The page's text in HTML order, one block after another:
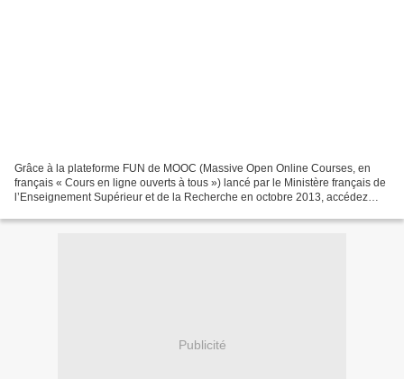
Grâce à la plateforme FUN de MOOC (Massive Open Online Courses, en
français « Cours en ligne ouverts à tous ») lancé par le Ministère français de
l’Enseignement Supérieur et de la Recherche en octobre 2013, accédez
Publicité